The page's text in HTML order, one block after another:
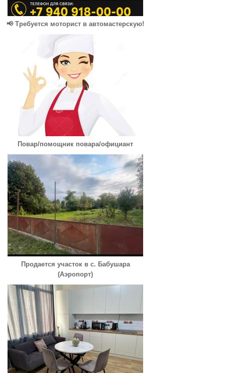
📢 Требуется моторист в автомастерскую!
Повар/помощник повара/официант
Продается участок в с. Бабушара
(Аэропорт)